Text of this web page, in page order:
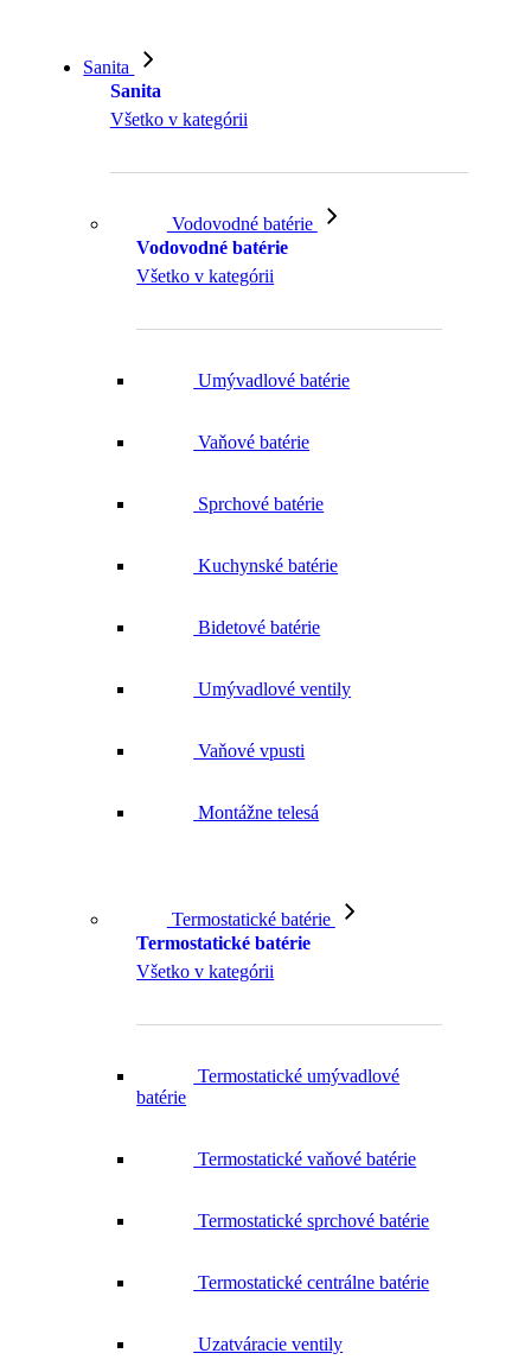
Sanita
Sanita
Všetko v kategórii
Vodovodné batérie
Vodovodné batérie
Všetko v kategórii
Umývadlové batérie
Vaňové batérie
Sprchové batérie
Kuchynské batérie
Bidetové batérie
Umývadlové ventily
Vaňové vpusti
Montážne telesá
Termostatické batérie
Termostatické batérie
Všetko v kategórii
Termostatické umývadlové
batérie
Termostatické vaňové batérie
Termostatické sprchové batérie
Termostatické centrálne batérie
Uzatváracie ventily